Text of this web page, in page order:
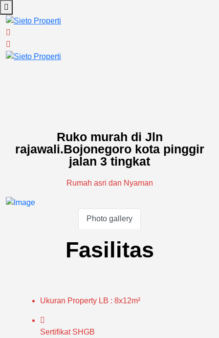
Ruko murah di Jln
rajawali.Bojonegoro kota pinggir
jalan 3 tingkat
Rumah asri dan Nyaman
Photo gallery
Fasilitas
Ukuran Property LB : 8x12m²
Sertifikat SHGB